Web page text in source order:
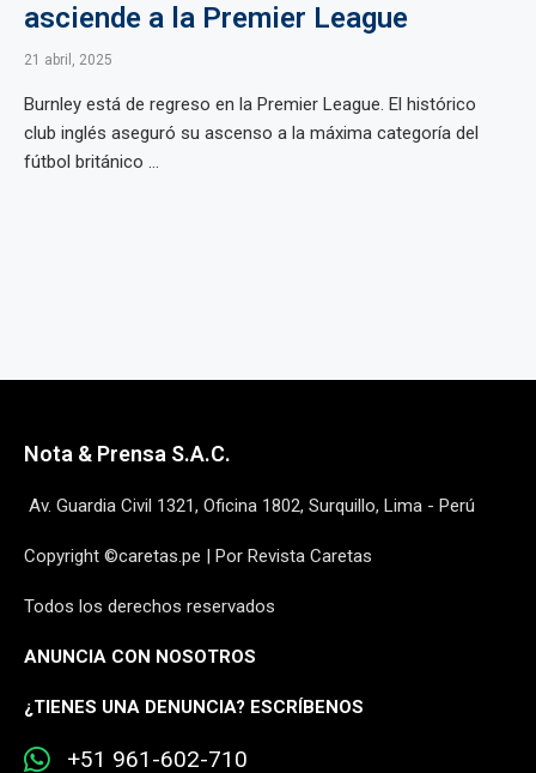
asciende a la Premier League
21 abril, 2025
Burnley está de regreso en la Premier League. El histórico
club inglés aseguró su ascenso a la máxima categoría del
fútbol británico ...
Nota & Prensa S.A.C.
Av. Guardia Civil 1321, Oficina 1802, Surquillo, Lima - Perú
Copyright ©caretas.pe | Por Revista Caretas
Todos los derechos reservados
ANUNCIA CON NOSOTROS
¿TIENES UNA DENUNCIA? ESCRÍBENOS
+51 961-602-710